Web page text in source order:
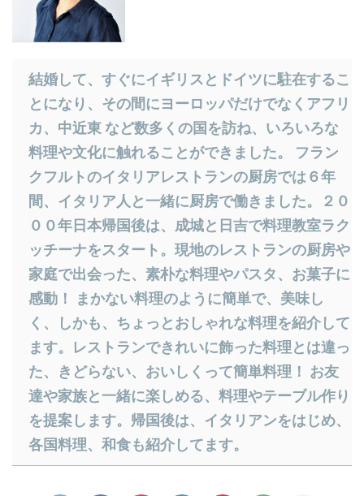
結婚して、すぐにイギリスとドイツに駐在するこ
とになり、その間にヨーロッパだけでなくアフリ
カ、中近東 など数多くの国を訪ね、いろいろな
料理や文化に触れることができました。 フラン
クフルトのイタリアレストランの厨房では６年
間、イタリア人と一緒に厨房で働きました。２０
００年日本帰国後は、成城と日吉で料理教室ラク
ッチーナをスタート。現地のレストランの厨房や
家庭で出会った、素朴な料理やパスタ、お菓子に
感動！ まかない料理のように簡単で、美味し
く、しかも、ちょっとおしゃれな料理を紹介して
ます。レストランできれいに飾った料理とは違っ
た、きどらない、おいしくって簡単料理！ お友
達や家族と一緒に楽しめる、料理やテーブル作り
を提案します。帰国後は、イタリアンをはじめ、
各国料理、和食も紹介してます。